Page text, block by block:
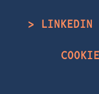
> LINKEDIN